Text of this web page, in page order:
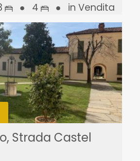
● 4 ● in Vendita
Strada Castel